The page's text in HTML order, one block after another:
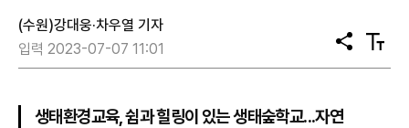
(수원)강대웅·차우열 기자
입력 2023-07-07 11:01
공
유
텍
스
생태환경교육, 쉼과 힐링이 있는 생태숲학교...자연